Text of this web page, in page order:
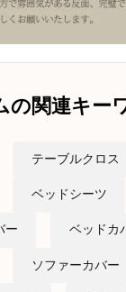
の関連キー
テーブルクロス
ベッドシーツ
ー ベッドカ
ソファーカバー